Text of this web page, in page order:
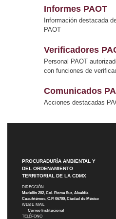
Informes PAOT
Información destacada
PAOT
Verificadores
Personal PAOT
con funciones de
Comunicados
Acciones destacadas
PROCURADURÍA AMBIENTAL Y
DEL ORDENAMIENTO
TERRITORIAL DE LA CDMX
DIRECCIÓN
Medellín 202, Col. Roma Sur, Alcaldía
Cuauhtémoc, C.P. 06700, Ciudad de México
WEB E-MAIL
Correo Institucional
TELÉFONO